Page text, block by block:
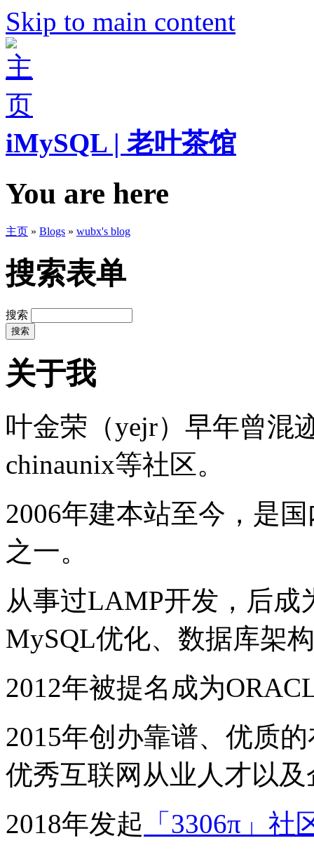
Skip to main content
iMySQL | 老叶茶馆
You are here
主页 » Blogs » wubx's blog
搜索表单
搜索
关于我
叶金荣（yejr）早年曾混
chinaunix等社区。
2006年建本站至今，是
之一。
从事过LAMP开发，后成
MySQL优化、数据库架
2012年被提名成为
2015年创办靠谱、优质
优秀互联网从业人才以
2018年发起 「3306π」社